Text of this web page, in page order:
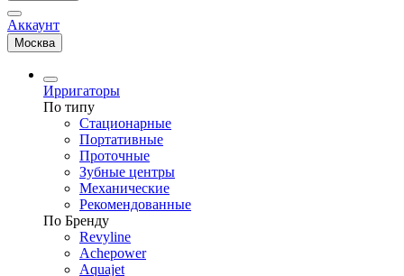
Аккаунт
Москва
Ирригаторы
По типу
Стационарные
Портативные
Проточные
Зубные центры
Механические
Рекомендованные
По Бренду
Revyline
Achepower
Aquajet